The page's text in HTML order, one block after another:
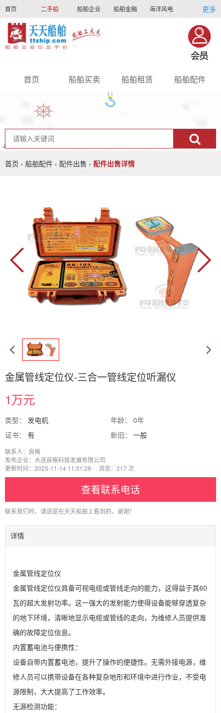
首页 二手船 船舶企业 船舶金融 海洋风电
船员招聘 船员联盟
更多
首页 船舶买卖 船舶租赁 船舶配件
首页 › 船舶配件 › 配件出售 › 配件出售详情
金属管线定位仪-三合一管线定位听漏仪
1万元
类型： 发电机
年龄： 0年
证书： 有 新旧： 一般
联系人：良格
发布企业：大连良格科技发展有限公司
更新时间：2025-11-14 11:31:28 浏览：217 次
查看联系电话
联系我们时，请说是在天天船舶上看到的，谢谢！
详情
金属管线定位仪
金属管线定位仪具备可视电缆或管线走向的能力，这得益于其60
瓦的超大发射功率。这一强大的发射能力使得设备能够穿透复杂
的地下环境，清晰地显示电缆或管线的走向，为维修人员提供准
确的故障定位信息。
内置蓄电池与便携性：
设备自带内置蓄电池，提升了操作的便捷性。无需外接电源，维
修人员可以携带设备在各种复杂地形和环境中进行作业，不受电
源限制，大大提高了工作效率。
无源检测功能：